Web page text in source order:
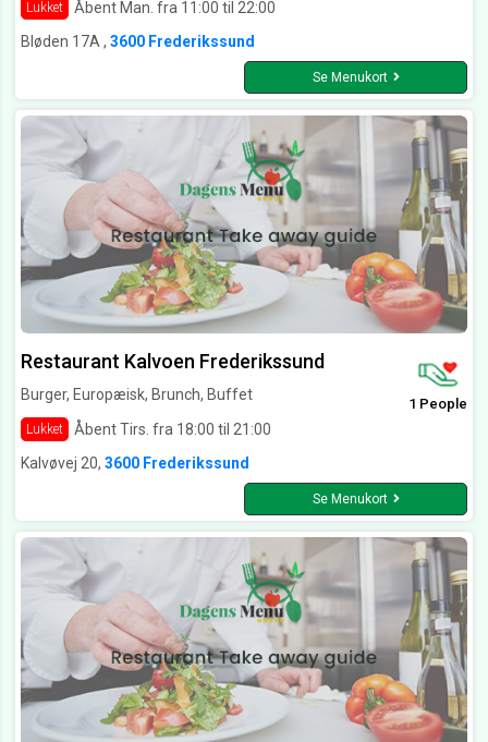
Lukket Åbent Man. fra 11:00 til 22:00
Bløden 17A , 3600 Frederikssund
Se Menukort
Restaurant Kalvoen Frederikssund
Burger, Europæisk, Brunch, Buffet
Lukket Åbent Tirs. fra 18:00 til 21:00
1 People
Kalvøvej 20, 3600 Frederikssund
Se Menukort